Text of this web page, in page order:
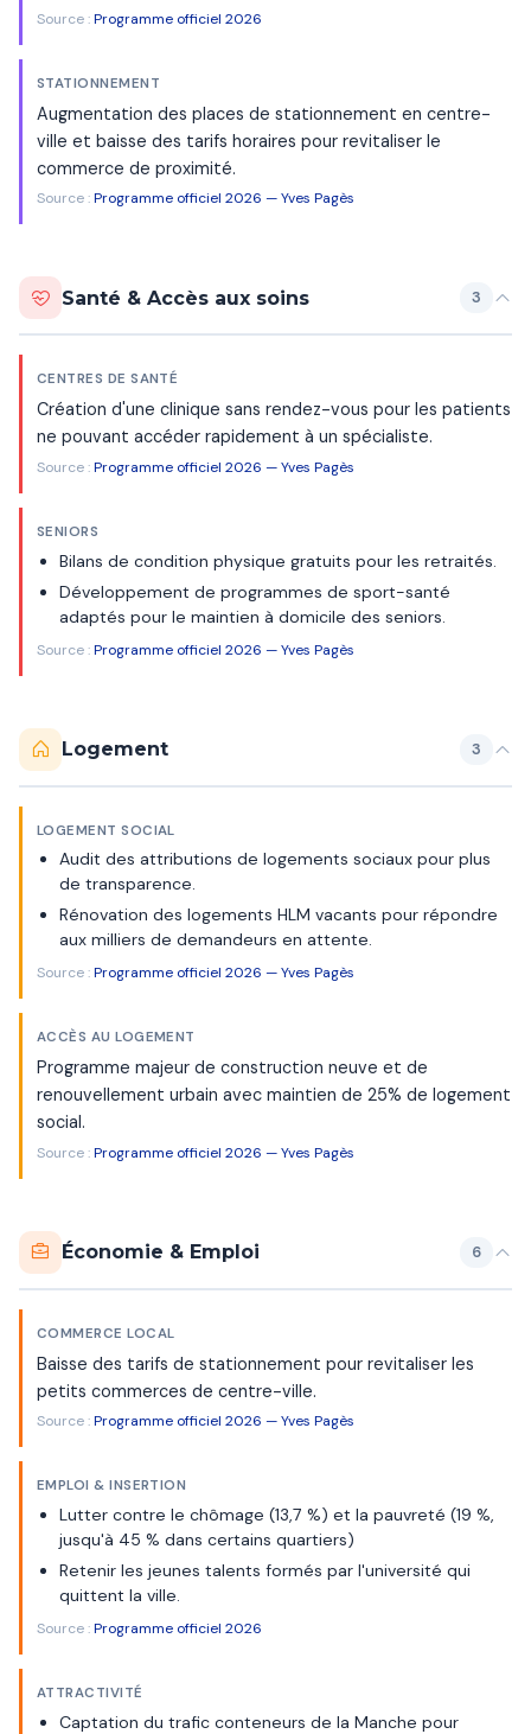
Source :Programme officiel 2026
STATIONNEMENT
Augmentation des places de stationnement en centre-
ville et baisse des tarifs horaires pour revitaliser le
commerce de proximité.
Source :Programme officiel 2026 — Yves Pagès
Santé & Accès aux soins 3
CENTRES DE SANTÉ
Création d'une clinique sans rendez-vous pour les patients
ne pouvant accéder rapidement à un spécialiste.
Source :Programme officiel 2026 — Yves Pagès
SENIORS
Bilans de condition physique gratuits pour les retraités.
Développement de programmes de sport-santé
adaptés pour le maintien à domicile des seniors.
Source :Programme officiel 2026 — Yves Pagès
Logement 3
LOGEMENT SOCIAL
Audit des attributions de logements sociaux pour plus
de transparence.
Rénovation des logements HLM vacants pour répondre
aux milliers de demandeurs en attente.
Source :Programme officiel 2026 — Yves Pagès
ACCÈS AU LOGEMENT
Programme majeur de construction neuve et de
renouvellement urbain avec maintien de 25% de logement
social.
Source :Programme officiel 2026 — Yves Pagès
Économie & Emploi 6
COMMERCE LOCAL
Baisse des tarifs de stationnement pour revitaliser les
petits commerces de centre-ville.
Source :Programme officiel 2026 — Yves Pagès
EMPLOI & INSERTION
Lutter contre le chômage (13,7 %) et la pauvreté (19 %,
jusqu'à 45 % dans certains quartiers)
Retenir les jeunes talents formés par l'université qui
quittent la ville.
Source :Programme officiel 2026
ATTRACTIVITÉ
Captation du trafic conteneurs de la Manche pour